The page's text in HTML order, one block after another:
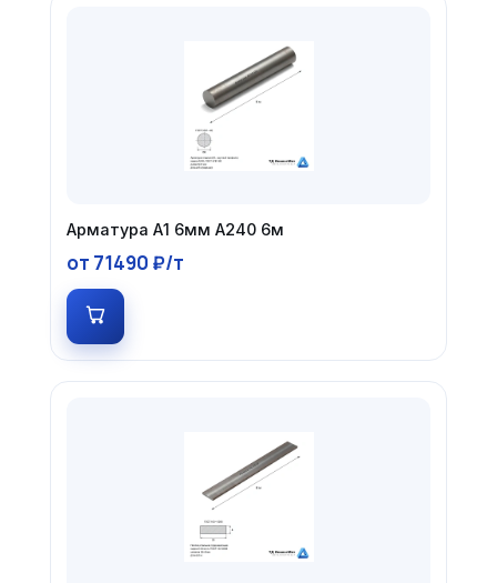
Арматура А1 6мм А240 6м
от 71490 ₽/т